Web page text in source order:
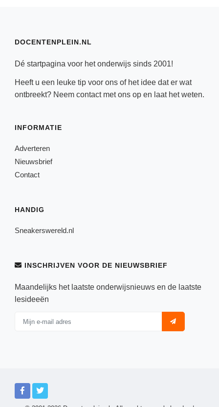
DOCENTENPLEIN.NL
Dé startpagina voor het onderwijs sinds 2001!
Heeft u een leuke tip voor ons of het idee dat er wat
ontbreekt? Neem contactmet ons op en laat het weten.
INFORMATIE
Adverteren
Nieuwsbrief
Contact
HANDIG
Sneakerswereld.nl
INSCHRIJVEN VOOR DE NIEUWSBRIEF
Maandelijks het laatste onderwijsnieuws en de laatste
lesideeën